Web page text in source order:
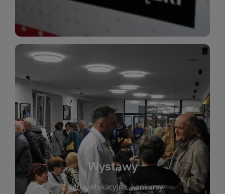
Wystawy
Zajęcia edukacyjne, konkursy
poprzednich lat. Prezentowane prace obejmują
malarstwo, fotografię, rękodzieło i inne formy
artystyczne. Każda wystawa to wyjątkowa okazja
do kontaktu z kulturą i sztuką w przestrzeni
biblioteki. Serdecznie zapraszamy wszystkich
miłośników estetycznych doznań!
WIĘCEJ